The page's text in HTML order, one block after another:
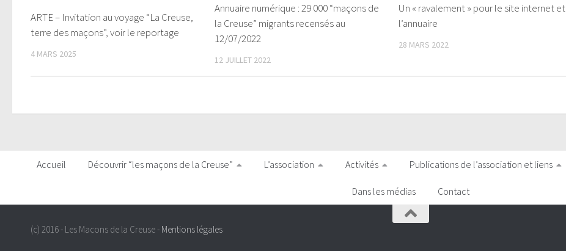
ARTE – Invitation au voyage “La Creuse,
terre des maçons”, voir le reportage
4 MARS 2025
Annuaire numérique : 29 000 “maçons de
la Creuse” migrants recensés au
12/07/2022
12 JUILLET 2022
Un « ravalement » pour le site internet et
l’annuaire
28 MARS 2022
Accueil Découvrir “les maçons de la Creuse” L’association Activités Publications de l’association et liens
Dans les médias Contact
(c) 2016 - Les Macons de la Creuse - Mentions légales